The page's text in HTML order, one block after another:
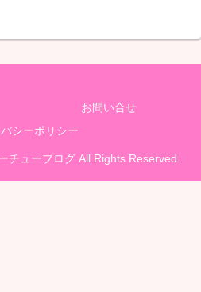
お問い合せ
シーポリシー
ューブログ All Rights Reserved.